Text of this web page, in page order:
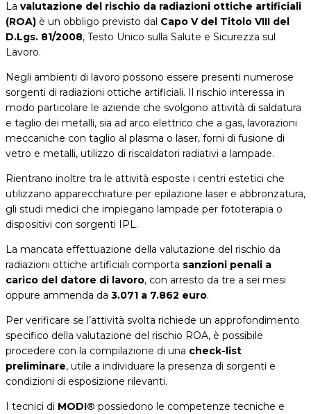
La valutazione del rischio da radiazioni ottiche artificiali
(ROA) è un obbligo previsto dal Capo V del Titolo VIII del
D.Lgs. 81/2008, Testo Unico sulla Salute e Sicurezza sul
Lavoro.
Negli ambienti di lavoro possono essere presenti numerose
sorgenti di radiazioni ottiche artificiali. Il rischio interessa in
modo particolare le aziende che svolgono attività di saldatura
e taglio dei metalli, sia ad arco elettrico che a gas, lavorazioni
meccaniche con taglio al plasma o laser, forni di fusione di
vetro e metalli, utilizzo di riscaldatori radiativi a lampade.
Rientrano inoltre tra le attività esposte i centri estetici che
utilizzano apparecchiature per epilazione laser e abbronzatura,
gli studi medici che impiegano lampade per fototerapia o
dispositivi con sorgenti IPL.
La mancata effettuazione della valutazione del rischio da
radiazioni ottiche artificiali comporta sanzioni penali a
carico del datore di lavoro, con arresto da tre a sei mesi
oppure ammenda da 3.071 a 7.862 euro.
Per verificare se l’attività svolta richiede un approfondimento
specifico della valutazione del rischio ROA, è possibile
procedere con la compilazione di una check-list
preliminare, utile a individuare la presenza di sorgenti e
condizioni di esposizione rilevanti.
I tecnici di MODI® possiedono le competenze tecniche e